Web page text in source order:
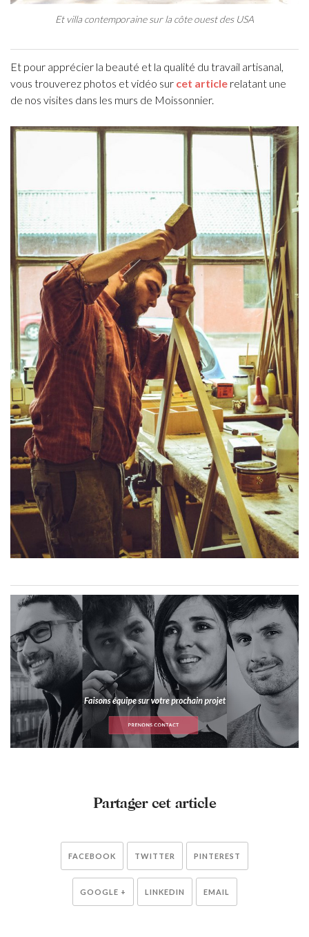
Et villa contemporaine sur la côte ouest des USA
Et pour apprécier la beauté et la qualité du travail artisanal,
vous trouverez photos et vidéo sur cet article relatant une
de nos visites dans les murs de Moissonnier.
Partager cet article
FACEBOOK TWITTER PINTEREST
GOOGLE + LINKEDIN EMAIL